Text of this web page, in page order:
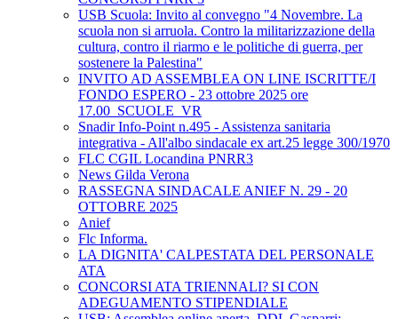
USB Scuola: Invito al convegno "4 Novembre. La
scuola non si arruola. Contro la militarizzazione della
cultura, contro il riarmo e le politiche di guerra, per
sostenere la Palestina"
INVITO AD ASSEMBLEA ON LINE ISCRITTE/I
FONDO ESPERO - 23 ottobre 2025 ore
17.00_SCUOLE_VR
Snadir Info-Point n.495 - Assistenza sanitaria
integrativa - All'albo sindacale ex art.25 legge 300/1970
FLC CGIL Locandina PNRR3
News Gilda Verona
RASSEGNA SINDACALE ANIEF N. 29 - 20
OTTOBRE 2025
Anief
Flc Informa.
LA DIGNITA' CALPESTATA DEL PERSONALE
ATA
CONCORSI ATA TRIENNALI? SI CON
ADEGUAMENTO STIPENDIALE